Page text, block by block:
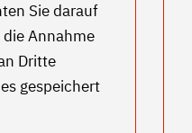
Sie darauf
Annahme
Dritte
gespeichert